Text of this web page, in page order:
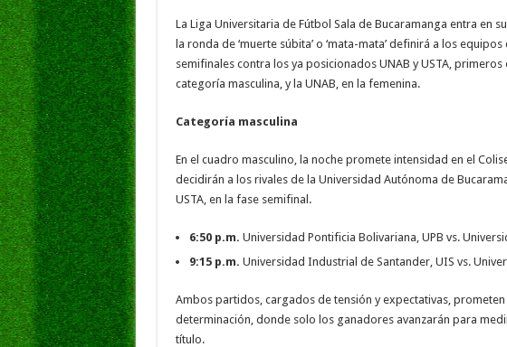
La Liga Universitaria de Fútbol Sala de Bucaramanga entra en
la ronda de ‘muerte súbita’ o ‘mata-mata’ definirá a los
semifinales contra los ya posicionados UNAB y USTA,
categoría masculina, y la UNAB, en la femenina.
Categoría masculina
En el cuadro masculino, la noche promete intensidad en el
decidirán a los rivales de la Universidad Autónoma de
USTA, en la fase semifinal.
6:50 p.m. Universidad Pontificia Bolivariana, UPB vs.
9:15 p.m. Universidad Industrial de Santander, UIS vs.
Ambos partidos, cargados de tensión y expectativas,
determinación, donde solo los ganadores avanzarán para
título.